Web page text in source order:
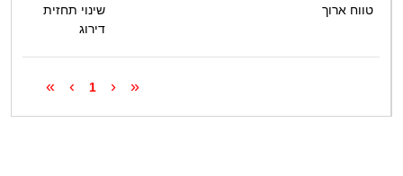
טווח ארוך
שינוי תחזית
דירוג
«
‹
1
›
»